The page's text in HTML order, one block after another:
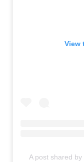
View
A post shared